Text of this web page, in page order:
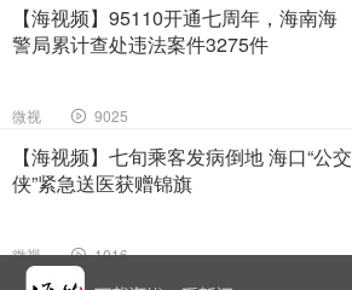
【海视频】95110开通七周年，海南海
警局累计查处违法案件3275件
微视 9025
【海视频】七旬乘客发病倒地 海口“公交
侠”紧急送医获赠锦旗
微视 1016